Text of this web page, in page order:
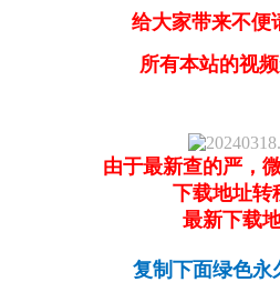
给大家带来不便
所有本站的视频
由于最新查的严，微信
下载地址转
最新下载地址
复制下面绿色永